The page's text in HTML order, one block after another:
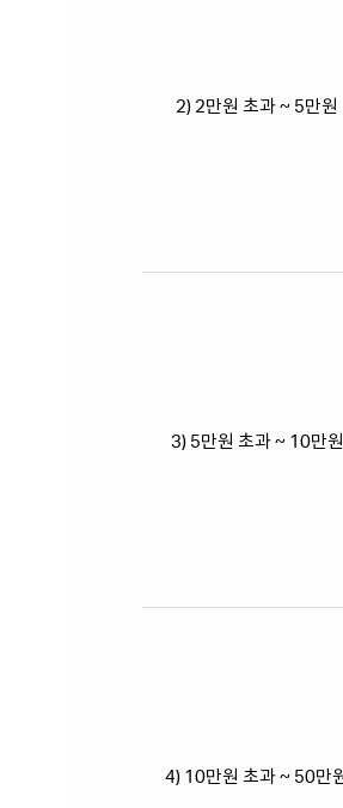
2) 2만원 초과 ~ 5만원
3) 5만원 초과 ~ 10만
4) 10만원 초과 ~ 50만